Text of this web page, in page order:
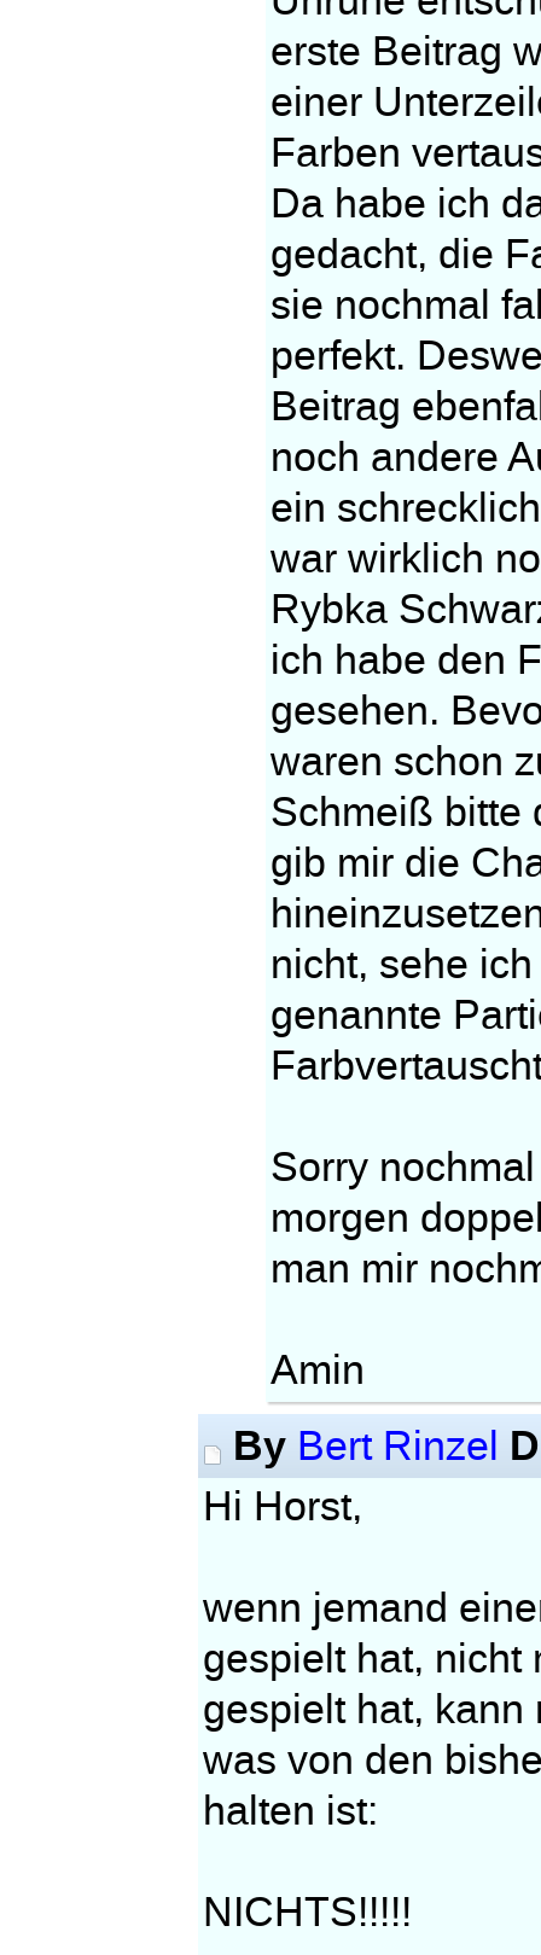
erste Beitrag
einer
Farben
Da habe ich
gedacht, die
sie nochmal
perfekt.
Beitrag
noch andere
ein
war wirklich
Rybka
ich habe den
gesehen.
waren schon
Schmeiß bitte
gib mir die
nicht, sehe
genannte
Sorry
morgen
man mir
Amin
By Bert Rinzel
Hi Horst,
wenn jemand
gespielt hat, nicht
gespielt hat, kann
was von den
halten ist:
NICHTS!!!!!